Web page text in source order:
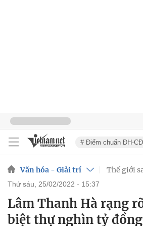
# Điểm chuẩn ĐH-CĐ
Văn hóa - Giải trí Thế giới
thứ sáu, 25/02/2022 - 15:37
Lâm Thanh Hà rạng
biệt thự nghìn tỷ